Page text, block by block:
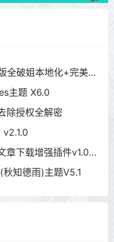
全破姐本地化+完美
主题 X6.0
除授权全解密
下载增强插件v1.0.
知德雨)主题V5.1